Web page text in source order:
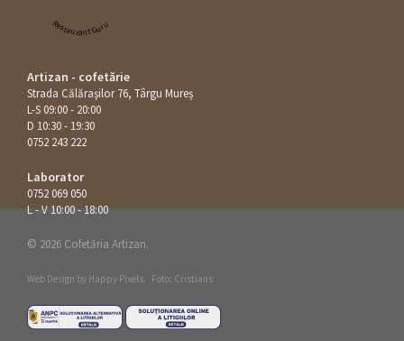
Restaurant Guru
Artizan - cofetărie
Strada Călăraşilor 76, Târgu Mureș
L-S 09:00 - 20:00
D 10:30 - 19:30
0752 243 222
Laborator
0752 069 050
L - V 10:00 - 18:00
© 2026 Cofetăria Artizan.
Web Design by Happy Pixels. Foto: Cristians